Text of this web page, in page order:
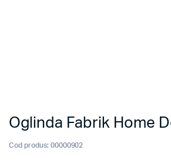
Oglinda Fabrik Home
Cod produs: 00000902